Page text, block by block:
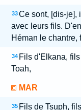
33 Ce sont, [dis-je],
avec leurs fils.
Héman le chantre,
34 Fils d'Elkana,
Toah,
MAR
35 Fils de Tsuph,